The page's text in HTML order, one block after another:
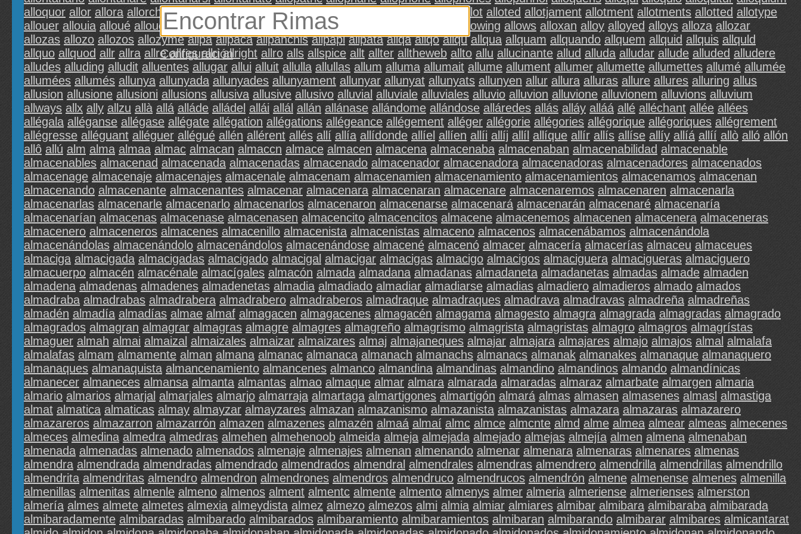
Configuración
alloquor allor allora allorche allorché allori allorquando allot alloted allotjament allotment allotments allotted allotype
allouer allouia alloué allouée allow allowable allowance allowances allowing allows alloxan alloy alloyed alloys alloza allozar
allozas allozo allozos allozyme allpa allpaca allpanchis allpapi allpata allqa allqo allqu allqua allquam allquando allquem allquid allquis allquld
allquo allquod allr allra allre allres allri allright allro alls allspice allt allter alltheweb allto allu allucinante allud alluda alludar allude alluded alludere
alludes alluding alludit alluentes allugar allui alluit allulla allullas allum alluma allumait allume allument allumer allumette allumettes allumé allumée
allumées allumés allunya allunyada allunyades allunyament allunyar allunyat allunyats allunyen allur allura alluras allure allures alluring allus
allusion allusione allusioni allusions allusiva allusive allusivo alluvial alluviale alluviales alluvio alluvion alluvione alluvionem alluvions alluvium
allways allx ally allzu allà allá alláde alládel allái allál allán allánase allándome allándose alláredes allás alláy alláá allé alléchant allée allées
allégala alléganse allégase allégate allégation allégations allégeance allégement alléger allégorie allégories allégorique allégoriques allégrement
allégresse alléguant alléguer allégué allén allérent allés allí allía allídonde allíel allíen allíi allíj allíl allíque allír allís allíse allíy allíá allíí allò alló allón
allô allú alm alma almaa almac almacan almaccn almace almacen almacena almacenaba almacenaban almacenabilidad almacenable
almacenables almacenad almacenada almacenadas almacenado almacenador almacenadora almacenadoras almacenadores almacenados
almacenage almacenaje almacenajes almacenale almacenam almacenamien almacenamiento almacenamientos almacenamos almacenan
almacenando almacenante almacenantes almacenar almacenara almacenaran almacenare almacenaremos almacenaren almacenarla
almacenarlas almacenarle almacenarlo almacenarlos almacenaron almacenarse almacenará almacenarán almacenaré almacenaría
almacenarían almacenas almacenase almacenasen almacencito almacencitos almacene almacenemos almacenen almacenera almaceneras
almacenero almaceneros almacenes almacenillo almacenista almacenistas almaceno almacenos almacenábamos almacenándola
almacenándolas almacenándolo almacenándolos almacenándose almacené almacenó almacer almacería almacerías almaceu almaceues
almaciga almacigada almacigadas almacigado almacigal almacigar almacigas almacigo almacigos almaciguera almacigueras almaciguero
almacuerpo almacén almacénale almacígales almacón almada almadana almadanas almadaneta almadanetas almadas almade almaden
almadena almadenas almadenes almadenetas almadia almadiado almadiar almadiarse almadias almadiero almadieros almado almados
almadraba almadrabas almadrabera almadrabero almadraberos almadraque almadraques almadrava almadravas almadreña almadreñas
almadén almadía almadías almae almaf almagacen almagacenes almagacén almagama almagesto almagra almagrada almagradas almagrado
almagrados almagran almagrar almagras almagre almagres almagreño almagrismo almagrista almagristas almagro almagros almagrístas
almaguer almah almai almaizal almaizales almaizar almaizares almaj almajaneques almajar almajara almajares almajo almajos almal almalafa
almalafas almam almamente alman almana almanac almanaca almanach almanachs almanacs almanak almanakes almanaque almanaquero
almanaques almanaquista almancenamiento almancenes almanco almandina almandinas almandino almandinos almando almandínicas
almanecer almaneces almansa almanta almantas almao almaque almar almara almarada almaradas almaraz almarbate almargen almaria
almario almarios almarjal almarjales almarjo almarraja almartaga almartigones almartigón almará almas almasen almasenes almasl almastiga
almat almatica almaticas almay almayzar almayzares almazan almazanismo almazanista almazanistas almazara almazaras almazarero
almazareros almazarron almazarrón almazen almazenes almazén almaá almaí almc almce almcnte almd alme almea almear almeas almecenes
almeces almedina almedra almedras almehen almehenoob almeida almeja almejada almejado almejas almejía almen almena almenaban
almenada almenadas almenado almenados almenaje almenajes almenan almenando almenar almenara almenaras almenares almenas
almendra almendrada almendradas almendrado almendrados almendral almendrales almendras almendrero almendrilla almendrillas almendrillo
almendrita almendritas almendro almendron almendrones almendros almendruco almendrucos almendrón almene almenense almenes almenilla
almenillas almenitas almenle almeno almenos alment almentc almente almento almenys almer almeria almeriense almerienses almerston
almería almes almete almetes almexia almeydista almez almezo almezos almi almia almiar almiares almibar almibara almibaraba almibarada
almibaradamente almibaradas almibarado almibarados almibaramiento almibaramientos almibaran almibarando almibarar almibares almicantarat